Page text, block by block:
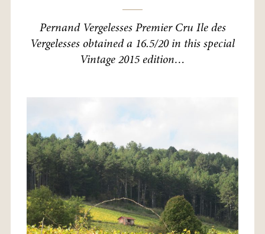
Pernand Vergelesses Premier Cru Ile des
Vergelesses obtained a 16.5/20 in this special
Vintage 2015 edition…